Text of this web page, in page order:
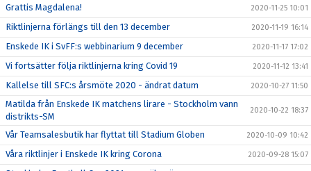
Grattis Magdalena! 2020-11-25 10:01
Riktlinjerna förlängs till den 13 december 2020-11-19 16:14
Enskede IK i SvFF:s webbinarium 9 december 2020-11-17 17:02
Vi fortsätter följa riktlinjerna kring Covid 19 2020-11-12 13:41
Kallelse till SFC:s årsmöte 2020 - ändrat datum 2020-10-27 11:50
Matilda från Enskede IK matchens lirare - Stockholm vann
distrikts-SM
2020-10-22 18:37
Vår Teamsalesbutik har flyttat till Stadium Globen 2020-10-09 10:42
Våra riktlinjer i Enskede IK kring Corona 2020-09-28 15:07